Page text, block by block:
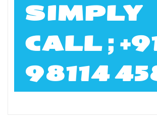
SIMPLY
CALL ;
98114